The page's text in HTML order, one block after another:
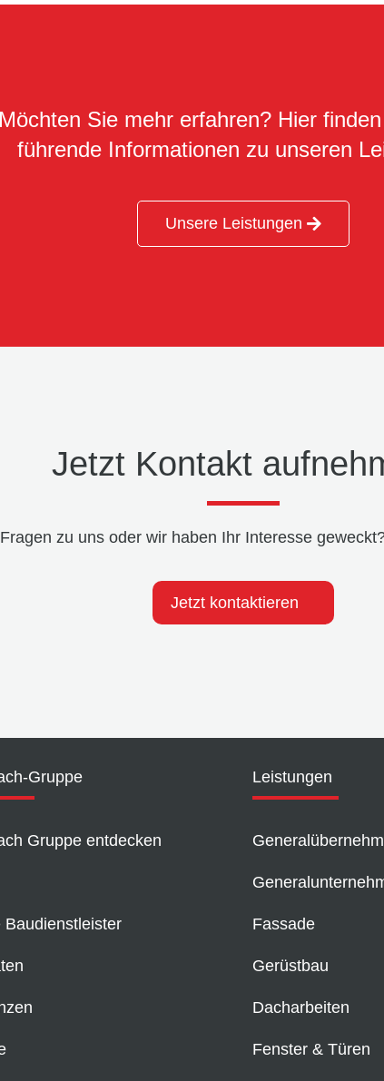
Möchten Sie mehr erfahren? Hier
führende Informationen zu unseren
Unsere Leistungen
Jetzt Kontakt
zu uns oder wir haben Ihr Interesse
Jetzt kontaktieren
Gruppe
Gruppe entdecken
Baudienstleister
Leistungen
Fassade
Gerüstbau
Dacharbeiten
Fenster & Türen